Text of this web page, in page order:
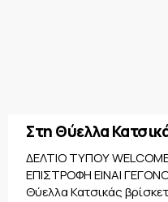
Στη Θύελλα
ΔΕΛΤΙΟ ΤΥΠΟΥ
ΕΠΙΣΤΡΟΦΗ ΕΙΝΑΙ
Θύελλα Κατσικάς